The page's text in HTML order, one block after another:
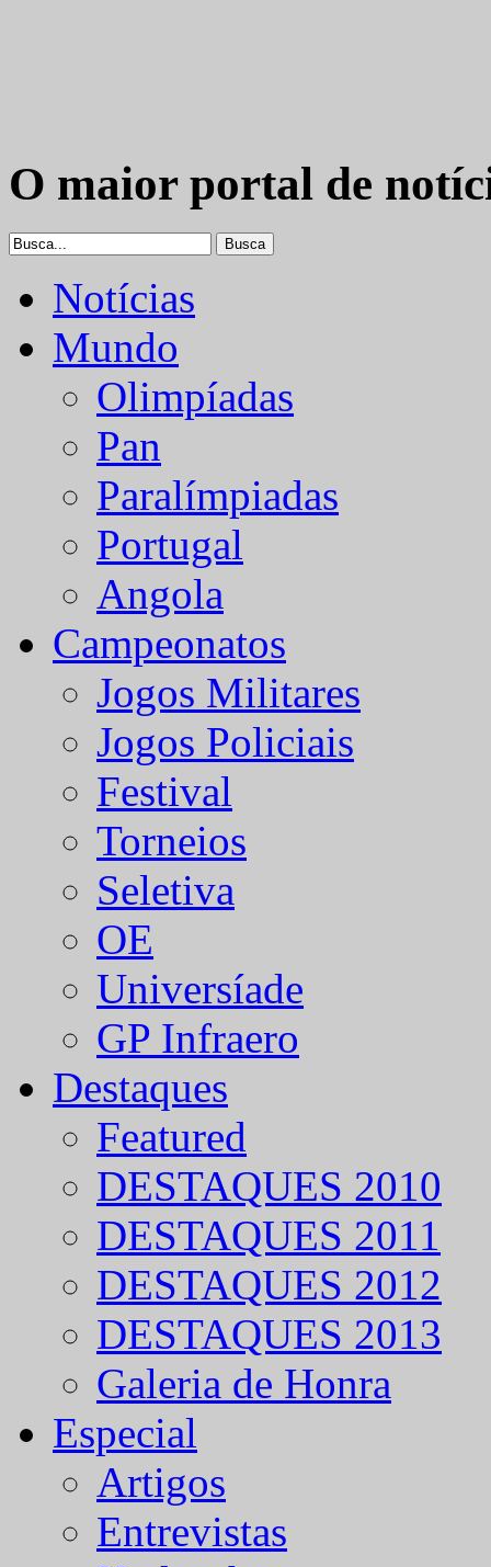
O maior portal de
Notícias
Mundo
Olimpíadas
Pan
Paralímpiadas
Portugal
Angola
Campeonatos
Jogos Militares
Jogos Policiais
Festival
Torneios
Seletiva
OE
Universíade
GP Infraero
Destaques
Featured
DESTAQUES 2010
DESTAQUES 2011
DESTAQUES 2012
DESTAQUES 2013
Galeria de Honra
Especial
Artigos
Entrevistas